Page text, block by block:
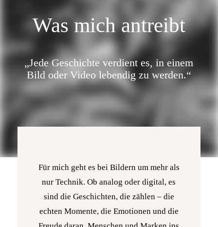
Was mich antreibt
„Jede Geschichte verdient es, in einem
Bild oder Video lebendig zu werden.“
Für mich geht es bei Bildern um mehr als
nur Technik. Ob analog oder digital, es
sind die Geschichten, die zählen – die
echten Momente, die Emotionen und die